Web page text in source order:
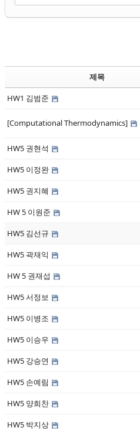
제목
HW1 김범준
[Computational Thermodynamics]
HW5 권현석
HW5 이정완
HW5 권지혜
HW 5 이원준
HW5 김선규
HW5 곽재익
HW 5 권재섭
HW5 서정보
HW5 이병조
HW5 이승우
HW5 강승연
HW5 손예림
HW5 양희찬
HW5 박지상